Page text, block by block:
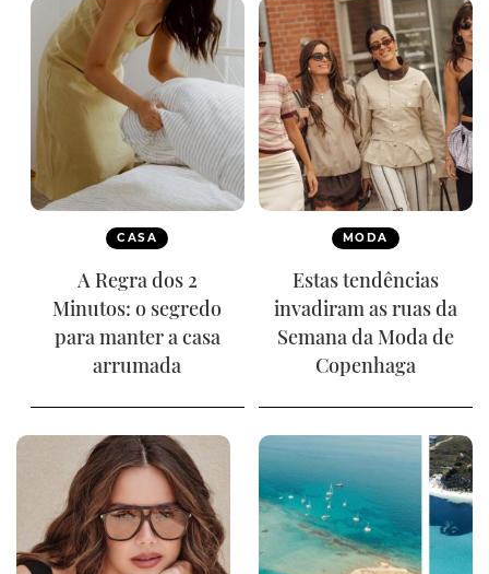
CASA
A Regra dos 2
Minutos: o segredo
para manter a casa
arrumada
MODA
Estas tendências
invadiram as ruas da
Semana da Moda de
Copenhaga